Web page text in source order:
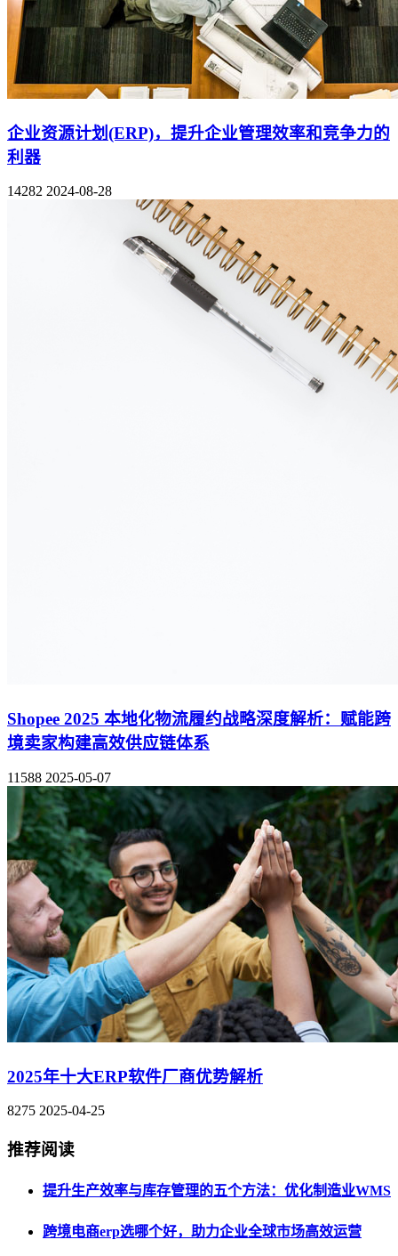
企业资源计划(ERP)，提升企业管理效率和竞争力的
利器
14282 2024-08-28
Shopee 2025 本地化物流履约战略深度解析：赋能跨
境卖家构建高效供应链体系
11588 2025-05-07
2025年十大ERP软件厂商优势解析
8275 2025-04-25
推荐阅读
提升生产效率与库存管理的五个方法：优化制造业WMS
跨境电商erp选哪个好，助力企业全球市场高效运营